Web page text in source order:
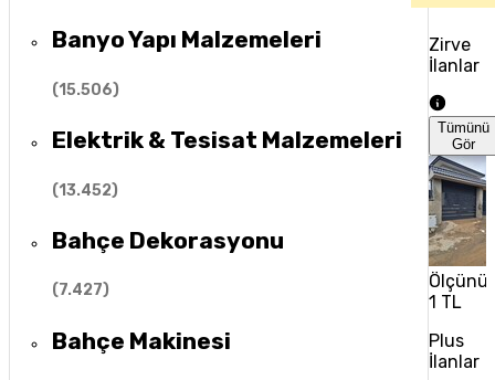
Banyo Yapı Malzemeleri
(15.506)
Elektrik & Tesisat Malzemeleri
(13.452)
Bahçe Dekorasyonu
(7.427)
Bahçe Makinesi
Zirve
İlanlar
Tümünü
Gör
1 TL
Plus
İlanlar